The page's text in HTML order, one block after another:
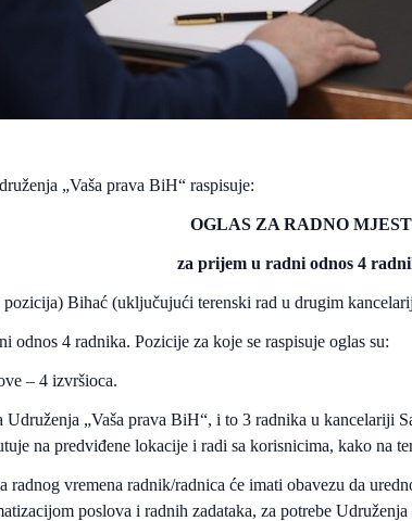
„Vaša prava BiH“ raspisuje:
OGLAS ZA RADNO
za prijem u radni odnos 4
Bihać (uključujući terenski rad u drugim
odnos 4 radnika. Pozicije za koje se raspisuje oglas su:
– 4 izvršioca.
„Vaša prava BiH“, i to 3 radnika u
na predviđene lokacije i radi sa korisnicima, kako na
vremena radnik/radnica će imati obavezu da
poslova i radnih zadataka, za potrebe